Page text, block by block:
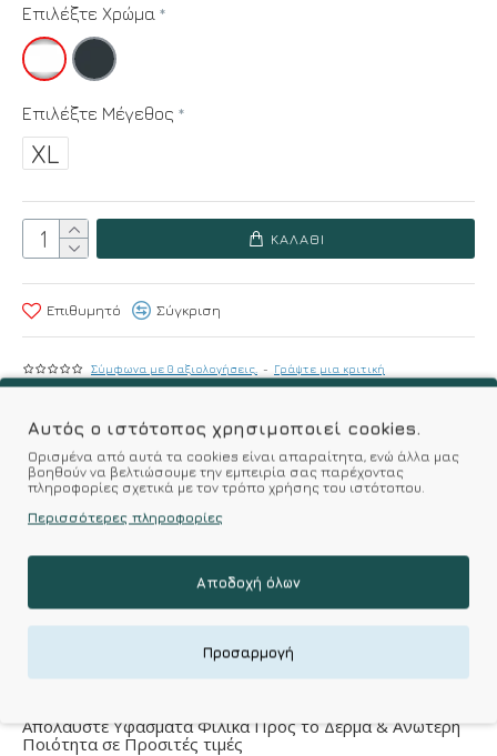
Σύμφωνα με 0 αξιολογήσεις. - Γράψτε μια κριτική
Επιλέξτε Χρώμα
Επιλέξτε Μέγεθος
XL
ΚΑΛΆΘΙ
Επιθυμητό Σύγκριση
Χαρακτηριστικά
Ποιότητα-υλικό κατασκευής
100% Βαμβάκι
Kalimeratzis Underwear : Προϊόντα Σχεδιασμένα για
Εσάς & Υφάσματα Υψηλής Ποιότητας για
Απολαύστε Υφάσματα Φιλικά Προς το Δέρμα & Ανώτερη
Ποιότητα σε Προσιτές τιμές
Αυτός ο ιστότοπος χρησιμοποιεί cookies.
Ορισμένα από αυτά τα cookies είναι απαραίτητα, ενώ άλλα μας
βοηθούν να βελτιώσουμε την εμπειρία σας παρέχοντας
πληροφορίες σχετικά με τον τρόπο χρήσης του ιστότοπου.
Περισσότερες πληροφορίες
Αποδοχή όλων
Προσαρμογή